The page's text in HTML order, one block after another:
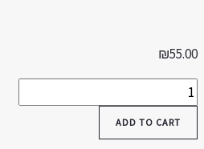
₪
ADD TO CART